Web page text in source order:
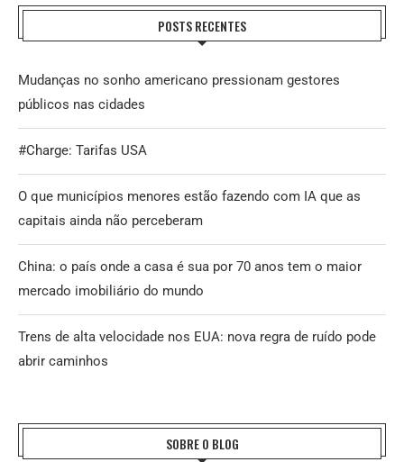
POSTS RECENTES
Mudanças no sonho americano pressionam gestores
públicos nas cidades
#Charge: Tarifas USA
O que municípios menores estão fazendo com IA que as
capitais ainda não perceberam
China: o país onde a casa é sua por 70 anos tem o maior
mercado imobiliário do mundo
Trens de alta velocidade nos EUA: nova regra de ruído pode
abrir caminhos
SOBRE O BLOG